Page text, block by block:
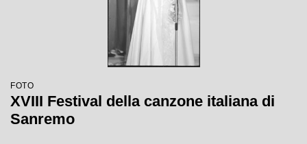
FOTO
XVIII Festival della canzone italiana di
Sanremo